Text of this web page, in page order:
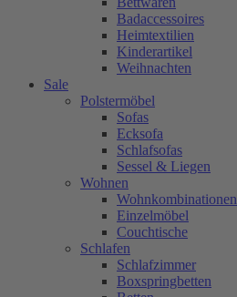
Badaccessoires
Heimtextilien
Kinderartikel
Weihnachten
Sale
Polstermöbel
Sofas
Ecksofa
Schlafsofas
Sessel & Liegen
Wohnen
Wohnkombinationen
Einzelmöbel
Couchtische
Schlafen
Schlafzimmer
Boxspringbetten